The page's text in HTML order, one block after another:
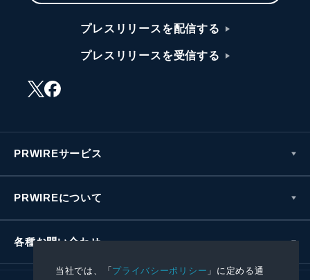
当社では、「プライバシーポリシー 」に定める通
プレスリリースを配信する
プレスリリースを受信する
PRWIREサービス
PRWIREについて
各種お問い合わせ